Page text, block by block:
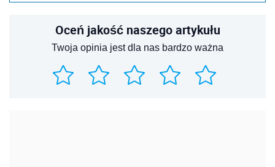
Oceń jakość naszego artykułu
Twoja opinia jest dla nas bardzo ważna